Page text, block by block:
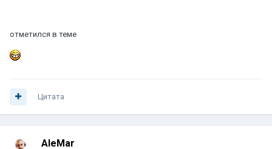
отметился в теме
Цитата
AleMar